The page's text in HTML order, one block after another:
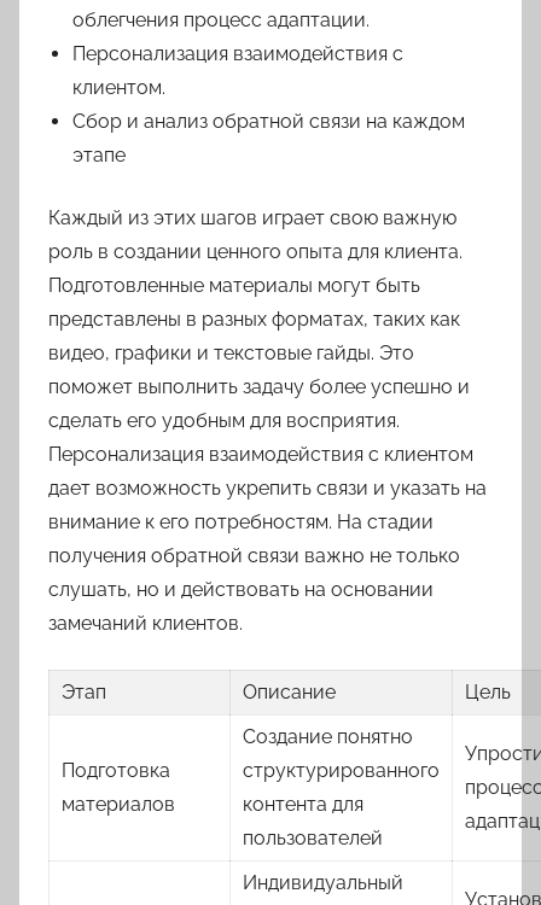
облегчения процесс адаптации.
Персонализация взаимодействия с
клиентом.
Сбор и анализ обратной связи на каждом
этапе
Каждый из этих шагов играет свою важную
роль в создании ценного опыта для клиента.
Подготовленные материалы могут быть
представлены в разных форматах, таких как
видео, графики и текстовые гайды. Это
поможет выполнить задачу более успешно и
сделать его удобным для восприятия.
Персонализация взаимодействия с клиентом
дает возможность укрепить связи и указать на
внимание к его потребностям. На стадии
получения обратной связи важно не только
слушать, но и действовать на основании
замечаний клиентов.
Этап Описание Цель
Подготовка
материалов
Создание понятно
структурированного
контента для
пользователей
Индивидуальный